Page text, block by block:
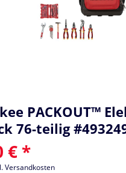
PACKOUT™
76-teilig
€ *
Versandkosten